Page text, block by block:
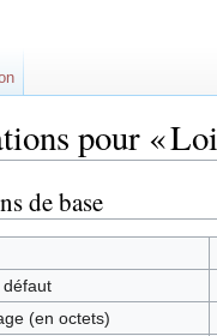
pour «
de base
(en octets)